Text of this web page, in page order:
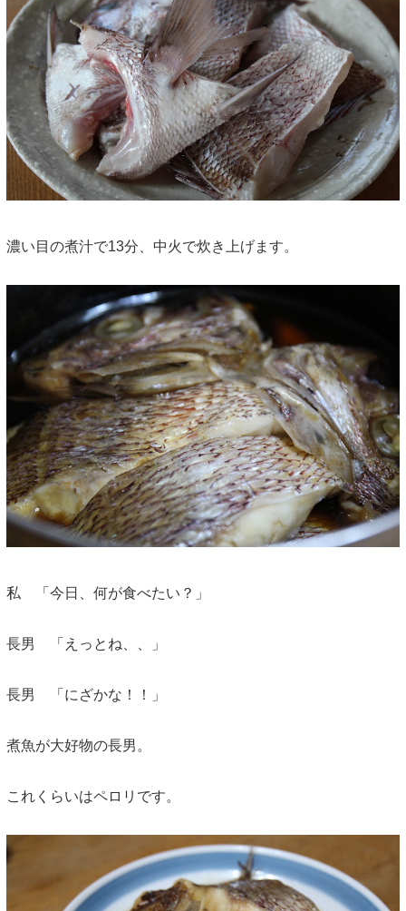
濃い目の煮汁で13分、中火で炊き上げます。
私 「今日、何が食べたい？」
長男 「えっとね、、」
長男 「にざかな！！」
煮魚が大好物の長男。
これくらいはペロリです。